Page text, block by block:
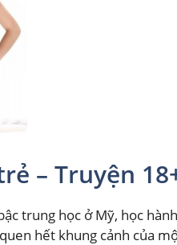
– Truyện
trung học ở Mỹ, học
hết khung cảnh của